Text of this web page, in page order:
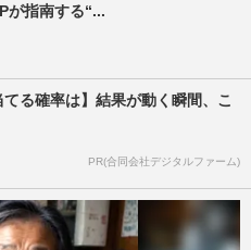
が指南する“...
てる確率は】結果が動く瞬間、こ
PR(合同会社デジタルファーム)